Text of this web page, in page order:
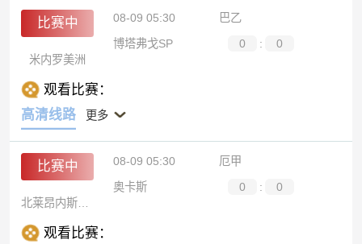
比赛中 08-09 05:30
巴乙
博塔弗戈SP
0 :
0
米内罗美洲
观看比赛：
高清线路
更多
比赛中 08-09 05:30
厄甲
奥卡斯
0 :
0
北莱昂内斯俱乐部
观看比赛：